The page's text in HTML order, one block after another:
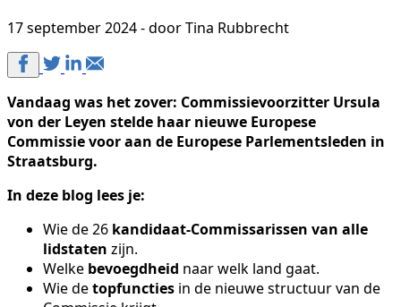
17 september 2024 - door Tina Rubbrecht
Vandaag was het zover: Commissievoorzitter Ursula
von der Leyen stelde haar nieuwe Europese
Commissie voor aan de Europese Parlementsleden in
Straatsburg.
In deze blog lees je:
Wie de 26 kandidaat-Commissarissen van alle
lidstaten zijn.
Welke bevoegdheid naar welk land gaat.
Wie detopfuncties in de nieuwe structuur van de